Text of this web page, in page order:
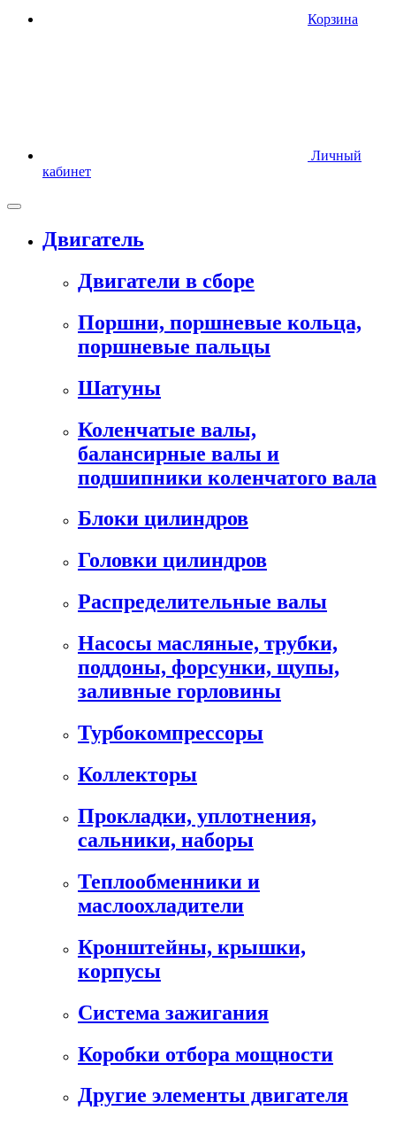
Корзина
Личный
кабинет
Двигатель
Двигатели в сборе
Поршни, поршневые кольца,
поршневые пальцы
Шатуны
Коленчатые валы,
балансирные валы и
подшипники коленчатого вала
Блоки цилиндров
Головки цилиндров
Распределительные валы
Насосы масляные, трубки,
поддоны, форсунки, щупы,
заливные горловины
Турбокомпрессоры
Коллекторы
Прокладки, уплотнения,
сальники, наборы
Теплообменники и
маслоохладители
Кронштейны, крышки,
корпусы
Cистема зажигания
Коробки отбора мощности
Другие элементы двигателя